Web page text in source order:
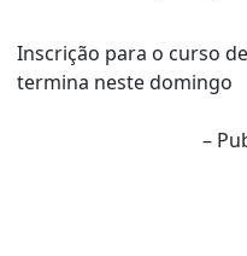
Inscrição para o curso
termina neste domingo
–